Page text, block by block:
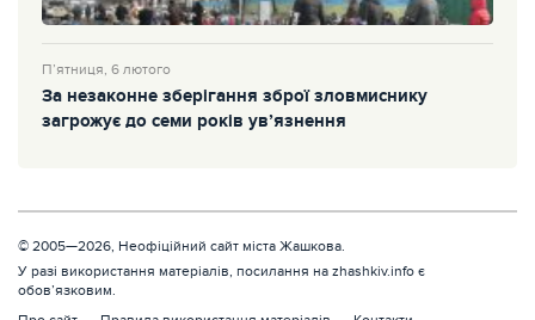
П’ятниця, 6 лютого
За незаконне зберігання зброї зловмиснику
загрожує до семи років ув’язнення
© 2005—2026, Неофіційний сайт міста Жашкова.
У разі використання матеріалів, посилання на zhashkiv.info є
обов’язковим.